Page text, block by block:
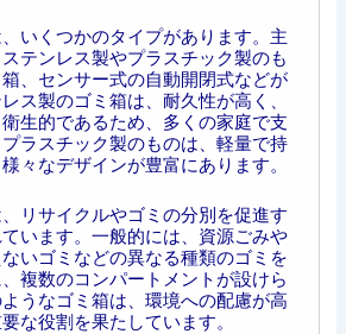
いくつかのタイプがあります。主
テンレス製やプラスチック製のも
、センサー式の自動開閉式などが
ス製のゴミ箱は、耐久性が高く、
生的であるため、多くの家庭で支
ラスチック製のものは、軽量で持
々なデザインが豊富にあります。
リサイクルやゴミの分別を促進す
います。一般的には、資源ごみや
いゴミなどの異なる種類のゴミを
複数のコンパートメントが設けら
うなゴミ箱は、環境への配慮が高
な役割を果たしています。